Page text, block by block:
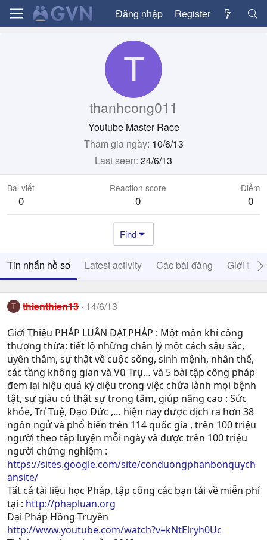
Đăng nhập Register
T
thanhcong011
Youtube Master Race
Tham gia ngày 10/6/13
Last seen 24/6/13
Bài viết
0
Reaction score
0
Điểm
0
Find
Tin nhắn hồ sơ Latest activity Các bài đăng Giới thiệu
T thienthien13 14/6/13
Giới Thiệu PHÁP LUÂN ĐẠI PHÁP : Một môn khí công
thượng thừa: tiết lộ những chân lý một cách sâu sắc,
uyên thâm, sự thật về cuộc sống, sinh mệnh, nhân thể,
các tầng không gian và Vũ Trụ… và 5 bài tập công pháp
đem lại hiệu quả kỳ diệu trong việc chửa lành mọi bệnh
tật, sự giàu có thật sự trong tâm, giúp nâng cao : Sức
khỏe, Trí Tuệ, Ðạo Ðức ,… hiện nay được dịch ra hơn 38
ngôn ngử và phổ biến trên 114 quốc gia , trên 100 triệu
người theo tập luyện mỗi ngày và được trên 100 triệu
người chứng nghiệm :
https://sites.google.com/site/conduongphanbonquych
ansite/
Tất cả tài liệu học Pháp, tập công các bạn tải về miễn phí
tại : http://phapluan.org
Đại Pháp Hồng Truyền
http://www.youtube.com/watch?v=kNtElryh0Uc